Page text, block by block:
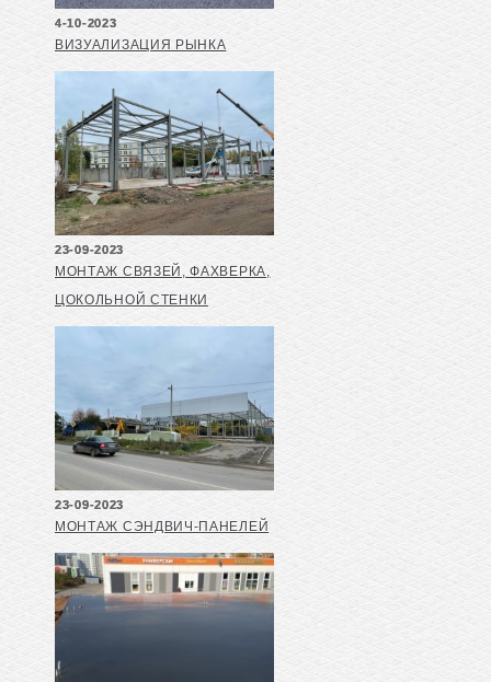
4-10-2023
ВИЗУАЛИЗАЦИЯ РЫНКА
23-09-2023
МОНТАЖ СВЯЗЕЙ, ФАХВЕРКА,
ЦОКОЛЬНОЙ СТЕНКИ
23-09-2023
МОНТАЖ СЭНДВИЧ-ПАНЕЛЕЙ